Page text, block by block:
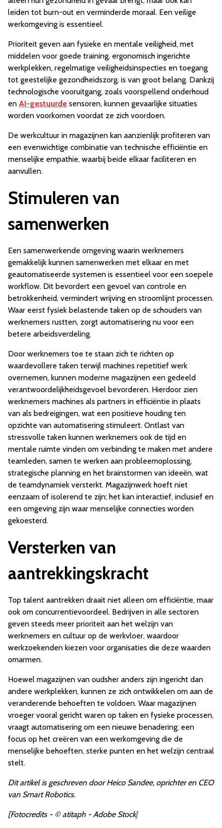
leiden tot burn-out en verminderde moraal. Een veilige
werkomgeving is essentieel.
Prioriteit geven aan fysieke en mentale veiligheid, met
middelen voor goede training, ergonomisch ingerichte
werkplekken, regelmatige veiligheidsinspecties en toegang
tot geestelijke gezondheidszorg, is van groot belang. Dankzij
technologische vooruitgang, zoals voorspellend onderhoud
en AI-gestuurde sensoren, kunnen gevaarlijke situaties
worden voorkomen voordat ze zich voordoen.
De werkcultuur in magazijnen kan aanzienlijk profiteren van
een evenwichtige combinatie van technische efficiëntie en
menselijke empathie, waarbij beide elkaar faciliteren en
aanvullen.
Stimuleren van
samenwerken
Een samenwerkende omgeving waarin werknemers
gemakkelijk kunnen samenwerken met elkaar en met
geautomatiseerde systemen is essentieel voor een soepele
workflow. Dit bevordert een gevoel van controle en
betrokkenheid, vermindert wrijving en stroomlijnt processen.
Waar eerst fysiek belastende taken op de schouders van
werknemers rustten, zorgt automatisering nu voor een
betere arbeidsverdeling.
Door werknemers toe te staan zich te richten op
waardevollere taken terwijl machines repetitief werk
overnemen, kunnen moderne magazijnen een gedeeld
verantwoordelijkheidsgevoel bevorderen. Hierdoor zien
werknemers machines als partners in efficiëntie in plaats
van als bedreigingen, wat een positieve houding ten
opzichte van automatisering stimuleert. Ontlast van
stressvolle taken kunnen werknemers ook de tijd en
mentale ruimte vinden om verbinding te maken met andere
teamleden, samen te werken aan probleemoplossing,
strategische planning en het brainstormen van ideeën, wat
de teamdynamiek versterkt. Magazijnwerk hoeft niet
eenzaam of isolerend te zijn; het kan interactief, inclusief en
een omgeving zijn waar menselijke connecties worden
gekoesterd.
Versterken van
aantrekkingskracht
Top talent aantrekken draait niet alleen om efficiëntie, maar
ook om concurrentievoordeel. Bedrijven in alle sectoren
geven steeds meer prioriteit aan het welzijn van
werknemers en cultuur op de werkvloer, waardoor
werkzoekenden kiezen voor organisaties die deze waarden
omarmen.
Hoewel magazijnen van oudsher anders zijn ingericht dan
andere werkplekken, kunnen ze zich ontwikkelen om aan de
veranderende behoeften te voldoen. Waar magazijnen
vroeger vooral gericht waren op taken en fysieke processen,
vraagt automatisering om een nieuwe benadering: een
focus op het creëren van een werkomgeving die de
menselijke behoeften, sterke punten en het welzijn centraal
stelt.
Dit artikel is geschreven door Heico Sandee, oprichter en CEO
van Smart Robotics.
[Fotocredits - © atitaph - Adobe Stock]